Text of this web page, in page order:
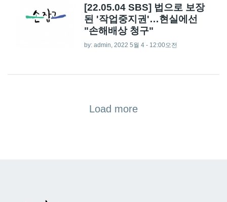
[22.05.04 SBS] 법으로 보장
된 '작업중지권'…현실에선
"손해배상 청구"
by: admin , 2022 5월 4 - 12:00오전
Load more